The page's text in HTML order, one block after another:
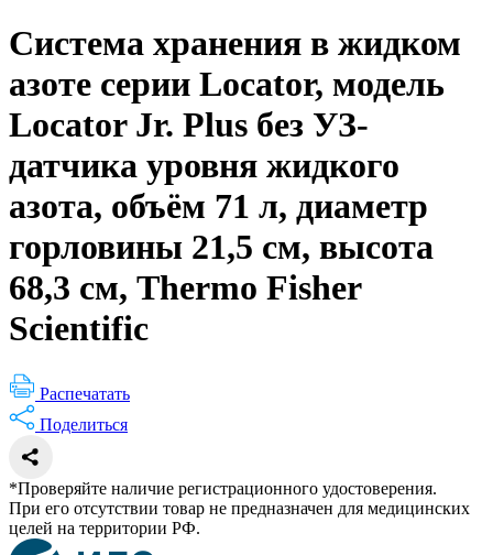
Система хранения в жидком
азоте серии Locator, модель
Locator Jr. Plus без УЗ-
датчика уровня жидкого
азота, объём 71 л, диаметр
горловины 21,5 см, высота
68,3 см, Thermo Fisher
Scientific
Распечатать
Поделиться
*Проверяйте наличие регистрационного удостоверения.
При его отсутствии товар не предназначен для медицинских
целей на территории РФ.